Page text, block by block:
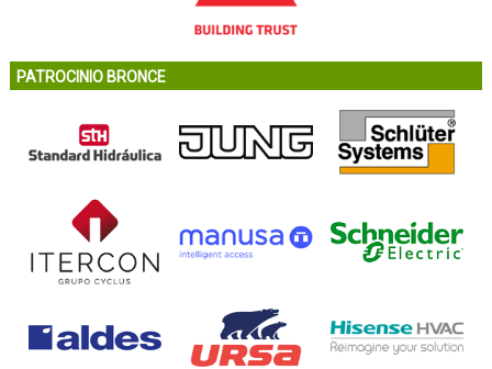
PATROCINIO BRONCE